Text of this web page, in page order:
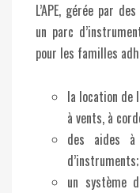
L’APE, gérée par
un parc
pour les familles
la location de
à vents, à
des aides à
d’instruments;
un système